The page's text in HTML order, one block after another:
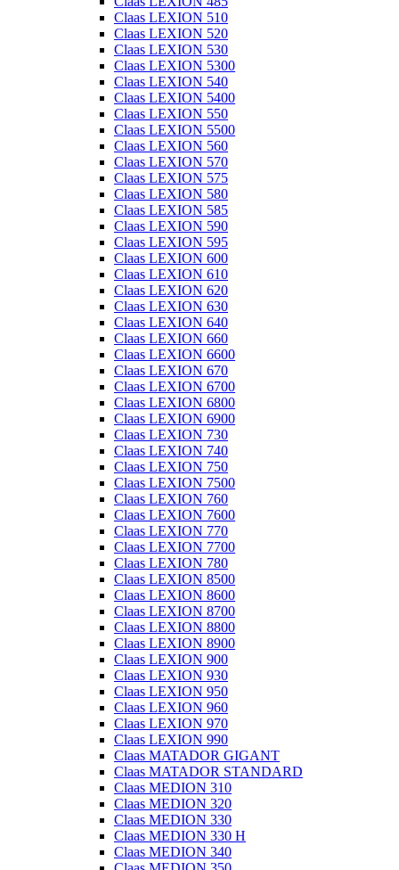
Claas LEXION 510
Claas LEXION 520
Claas LEXION 530
Claas LEXION 5300
Claas LEXION 540
Claas LEXION 5400
Claas LEXION 550
Claas LEXION 5500
Claas LEXION 560
Claas LEXION 570
Claas LEXION 575
Claas LEXION 580
Claas LEXION 585
Claas LEXION 590
Claas LEXION 595
Claas LEXION 600
Claas LEXION 610
Claas LEXION 620
Claas LEXION 630
Claas LEXION 640
Claas LEXION 660
Claas LEXION 6600
Claas LEXION 670
Claas LEXION 6700
Claas LEXION 6800
Claas LEXION 6900
Claas LEXION 730
Claas LEXION 740
Claas LEXION 750
Claas LEXION 7500
Claas LEXION 760
Claas LEXION 7600
Claas LEXION 770
Claas LEXION 7700
Claas LEXION 780
Claas LEXION 8500
Claas LEXION 8600
Claas LEXION 8700
Claas LEXION 8800
Claas LEXION 8900
Claas LEXION 900
Claas LEXION 930
Claas LEXION 950
Claas LEXION 960
Claas LEXION 970
Claas LEXION 990
Claas MATADOR GIGANT
Claas MATADOR STANDARD
Claas MEDION 310
Claas MEDION 320
Claas MEDION 330
Claas MEDION 330 H
Claas MEDION 340